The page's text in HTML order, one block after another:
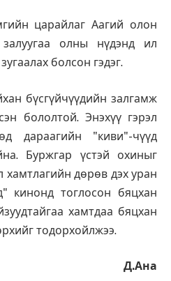
царайлаг Аагий олон
олны нүдэнд ил
болсон гэдэг.
бүсгүйчүүдийн залгамж
бололтой. Энэхүү гэрэл
дараагийн "киви"-чүүд
Буржгар үстэй охиныг
хамтлагийн дөрөв дэх уран
кинонд тоглосон бяцхан
хамтдаа бяцхан
тодорхойлжээ.
Д.Ана